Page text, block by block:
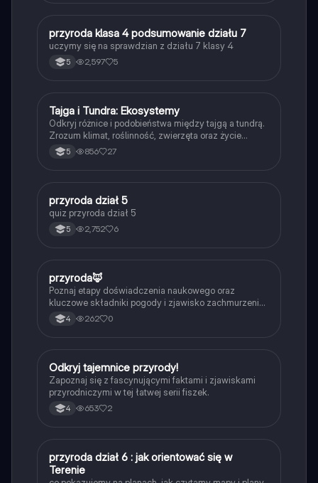
PPrzyroda
przyroda klasa 4 podsumowanie działu 7
uczymy się na sprawdzian z działu 7 klasy 4
5 2,597 5
Geografia
Tajga i Tundra: Ekosystemy
Odkryj różnice i podobieństwa między tajgą a tundrą.
Zrozum klimat, roślinność, zwierzęta oraz życie
mieszkańców tych unikalnych ekosystemów. Idealne
dla uczniów i studentów biologii oraz geografii.
5 856 27
PBiologia
przyroda dział 5
quiz przyroda dział 5
5 2,752 6
PBiologia
przyroda🦊
Poznaj etapy doświadczenia naukowego oraz
kluczowe składniki pogody i zjawisko zachmurzenia.
Idealne dla uczniów szkoły podstawowej.
4 262 0
OPrzyroda
Odkryj tajemnice przyrody!
Zapoznaj się z fascynującymi faktami i zjawiskami
przyrodniczymi w tej łatwej serii fiszek.
4 653 2
PPrzyroda
przyroda dział 6 : jak orientować się w
Terenie